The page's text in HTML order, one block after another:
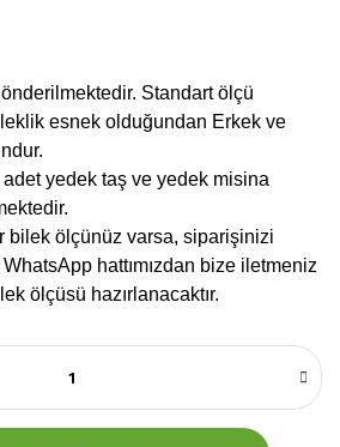
Standart ölçü
esnek olduğundan Erkek ve
adet yedek taş ve yedek misina
bilek ölçünüz varsa, siparişinizi
hattımızdan bize iletmeniz
ölçüsü hazırlanacaktır.